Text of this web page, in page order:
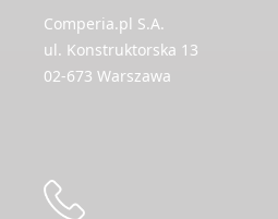
Comperia.pl S.A.
ul. Konstruktorska 13
02-673 Warszawa